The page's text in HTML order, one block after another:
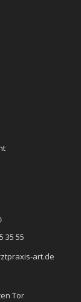
35 55
art.de
Tor